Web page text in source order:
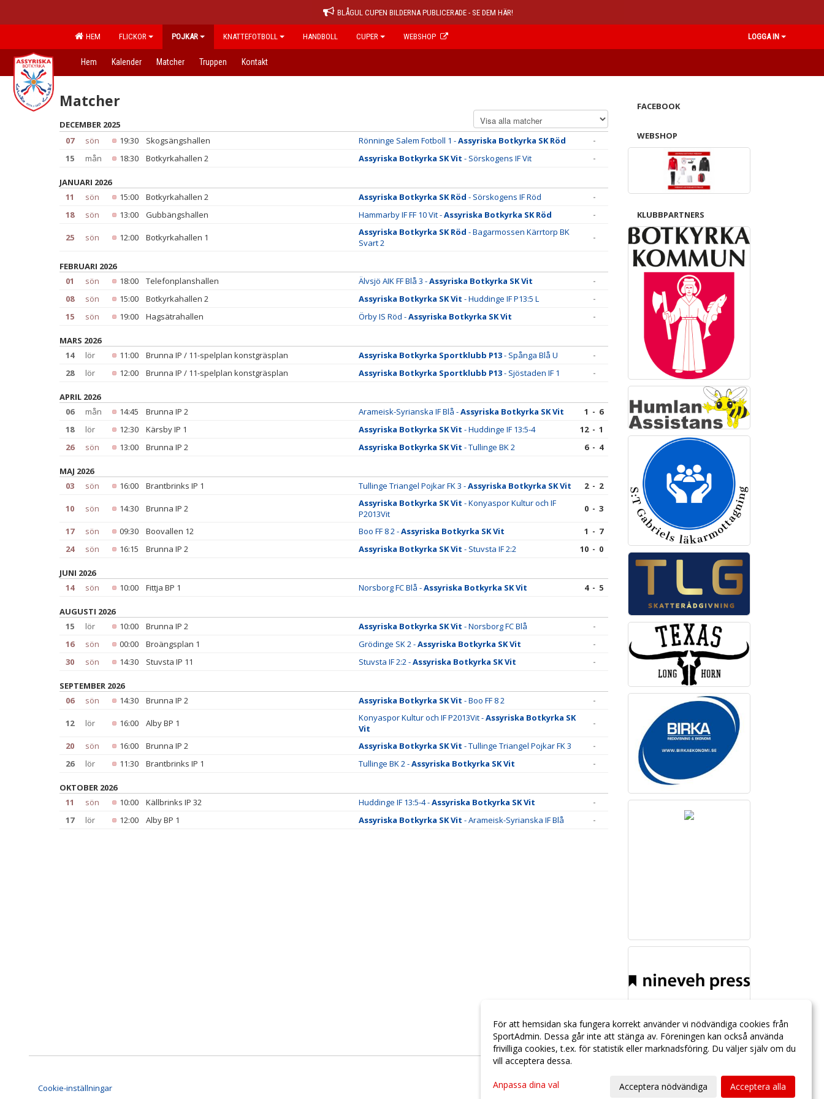
BLÅGUL CUPEN BILDERNA PUBLICERADE - SE DEM HÄR!
HEM FLICKOR POJKAR KNATTEFOTBOLL HANDBOLL CUPER WEBSHOP LOGGA IN
Hem Kalender Matcher Truppen Kontakt
Matcher
DECEMBER 2025
07
sön 19:30 Skogsängshallen Rönninge Salem Fotboll 1 -Assyriska Botkyrka SK Röd
-
15
mån 18:30 Botkyrkahallen 2 Assyriska Botkyrka SK Vit - Sörskogens IF Vit -
JANUARI 2026
11
sön 15:00 Botkyrkahallen 2 Assyriska Botkyrka SK Röd - Sörskogens IF Röd
-
18
sön 13:00 Gubbängshallen Hammarby IF FF 10 Vit -Assyriska Botkyrka SK Röd -
25 sön 12:00 Botkyrkahallen 1 Assyriska Botkyrka SK Röd - Bagarmossen Kärrtorp BK
Svart 2
-
FEBRUARI 2026
01
sön 18:00 Telefonplanshallen Älvsjö AIK FF Blå 3 -Assyriska Botkyrka SK Vit
-
08
sön 15:00 Botkyrkahallen 2 Assyriska Botkyrka SK Vit - Huddinge IF P13:5 L
-
15
sön 19:00 Hagsätrahallen Örby IS Röd -Assyriska Botkyrka SK Vit -
MARS 2026
14
lör 11:00 Brunna IP / 11-spelplan konstgräsplan Assyriska Botkyrka Sportklubb P13- Spånga Blå U
-
28
lör 12:00 Brunna IP / 11-spelplan konstgräsplan Assyriska Botkyrka Sportklubb P13- Sjöstaden IF 1 -
APRIL 2026
06
mån 14:45 Brunna IP 2 Arameisk-Syrianska IF Blå -Assyriska Botkyrka SK Vit
1 - 6
18
lör 12:30 Kärsby IP 1 Assyriska Botkyrka SK Vit - Huddinge IF 13:5-4
12 - 1
26
sön 13:00 Brunna IP 2 Assyriska Botkyrka SK Vit - Tullinge BK 2 6 - 4
MAJ 2026
03
sön 16:00 Brantbrinks IP 1 Tullinge Triangel Pojkar FK 3 -Assyriska Botkyrka SK Vit 2 - 2
10 sön 14:30 Brunna IP 2 Assyriska Botkyrka SK Vit - Konyaspor Kultur och IF
P2013Vit
0 - 3
17 sön 09:30 Boovallen 12 Boo FF 8 2 -Assyriska Botkyrka SK Vit
1 - 7
24
sön 16:15 Brunna IP 2 Assyriska Botkyrka SK Vit - Stuvsta IF 2:2 10 - 0
JUNI 2026
14
sön 10:00 Fittja BP 1 Norsborg FC Blå -Assyriska Botkyrka SK Vit 4 - 5
AUGUSTI 2026
15
lör 10:00 Brunna IP 2 Assyriska Botkyrka SK Vit - Norsborg FC Blå
-
16
sön 00:00 Broängsplan 1 Grödinge SK 2 -Assyriska Botkyrka SK Vit
-
30
sön 14:30 Stuvsta IP 11 Stuvsta IF 2:2 -Assyriska Botkyrka SK Vit -
SEPTEMBER 2026
06
sön 14:30 Brunna IP 2 Assyriska Botkyrka SK Vit - Boo FF 8 2 -
12 lör 16:00 Alby BP 1 Konyaspor Kultur och IF P2013Vit -Assyriska Botkyrka SK
Vit
-
20 sön 16:00 Brunna IP 2 Assyriska Botkyrka SK Vit - Tullinge Triangel Pojkar FK 3
-
26
lör 11:30 Brantbrinks IP 1 Tullinge BK 2 -Assyriska Botkyrka SK Vit -
OKTOBER 2026
11
sön 10:00 Källbrinks IP 32 Huddinge IF 13:5-4 -Assyriska Botkyrka SK Vit
-
17
lör 12:00 Alby BP 1 Assyriska Botkyrka SK Vit - Arameisk-Syrianska IF Blå -
FACEBOOK
WEBSHOP
KLUBBPARTNERS
Cookie-inställningar
För att hemsidan ska fungera korrekt använder vi nödvändiga cookies från
SportAdmin. Dessa går inte att stänga av. Föreningen kan också använda
frivilliga cookies, t.ex. för statistik eller marknadsföring. Du väljer själv om du
vill acceptera dessa.
Anpassa dina val Acceptera nödvändiga Acceptera alla